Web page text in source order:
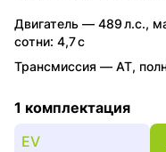
Двигатель — 489 л.с.,
сотни: 4,7 с
Трансмиссия — AT,
1 комплектация
EV